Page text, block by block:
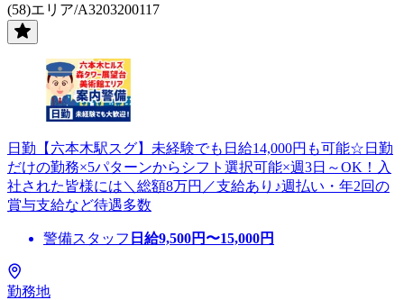
(58)エリア/A3203200117
日勤【六本木駅スグ】未経験でも日給14,000円も可能☆日勤
だけの勤務×5パターンからシフト選択可能×週3日～OK！入
社された皆様には＼総額8万円／支給あり♪週払い・年2回の
賞与支給など待遇多数
警備スタッフ 日給9,500円〜15,000円
勤務地